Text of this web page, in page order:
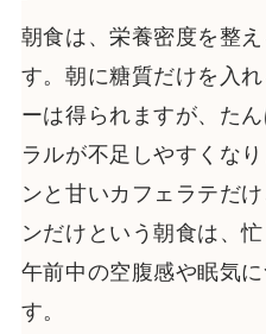
朝食は、栄養密度を整
す。朝に糖質だけを入
ーは得られますが、た
ラルが不足しやすくな
ンと甘いカフェラテだ
ンだけという朝食は、
午前中の空腹感や眠気
す。